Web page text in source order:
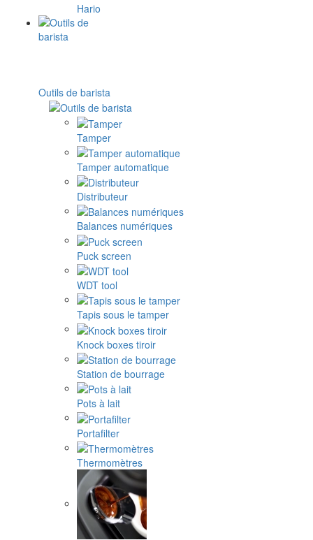
Hario
Outils de barista
Tamper
Tamper automatique
Distributeur
Balances numériques
Puck screen
WDT tool
Tapis sous le tamper
Knock boxes tiroir
Station de bourrage
Pots à lait
Portafilter
Thermomètres